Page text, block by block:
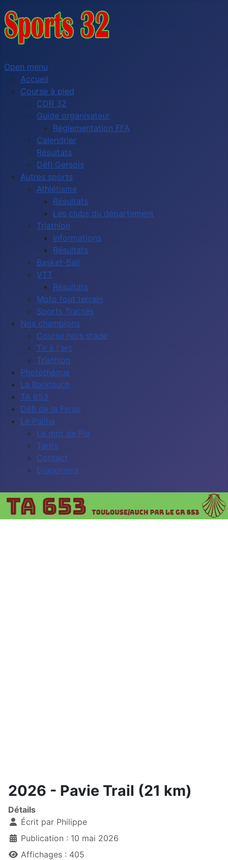
Open menu
Accueil
Course à pied
CDR 32
Guide organisateur
Réglementation FFA
Calendrier
Résultats
Défi Gersois
Autres sports
Athlétisme
Résultats
Les clubs du département
Triathlon
Informations
Résultats
Basket-Ball
VTT
Résultats
Moto tout terrain
Sports Tractés
Nos champions
Course hors stade
Tir à l'arc
Triathlon
Photothèque
La Barklauch
TA 653
Défi de la Ferso
Le Pailha
Le mot de Flo
Tarifs
Contact
Diaporama
2026 - Pavie Trail (21 km)
Détails
Écrit par Philippe
Publication : 10 mai 2026
Affichages : 405